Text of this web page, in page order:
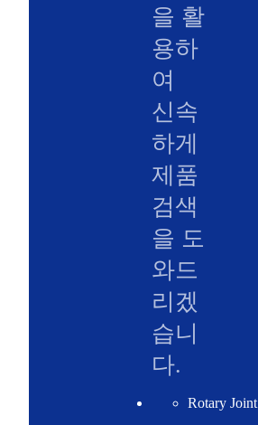
을 활
용하
여
신속
하게
제품
검색
을 도
와드
리겠
습니
다.
Rotary Joint